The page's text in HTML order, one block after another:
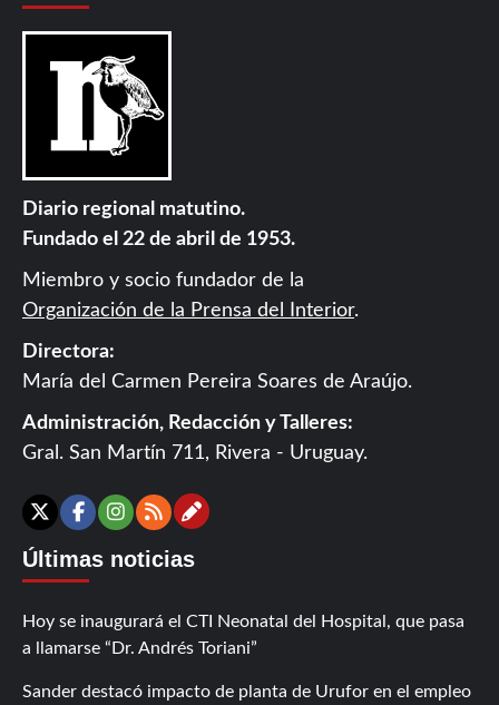
Diario regional matutino.
Fundado el 22 de abril de 1953.
Miembro y socio fundador de la
Organización de la Prensa del Interior.
Directora:
María del Carmen Pereira Soares de Araújo.
Administración, Redacción y Talleres:
Gral. San Martín 711, Rivera - Uruguay.
X Facebook
Instagram
RSSContáctanos
Últimas noticias
Hoy se inaugurará el CTI Neonatal del Hospital, que pasa
a llamarse “Dr. Andrés Toriani”
Sander destacó impacto de planta de Urufor en el empleo